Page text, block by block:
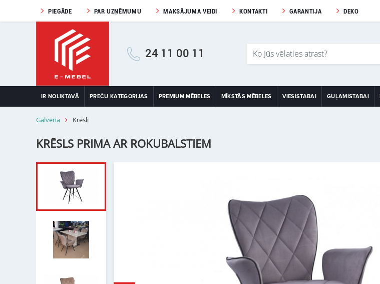
PIEGĀDE PAR UZŅĒMUMU MAKSĀJUMA VEIDI KONTAKTI GARANTIJA DEKO
24 11 00 11
IR NOLIKTAVĀ PREČU KATEGORIJAS PREMIUM MĒBELES MĪKSTĀS MĒBELES VIESISTABAI GUĻAMISTABAI
Galvenā Krēsli
KRĒSLS PRIMA AR ROKUBALSTIEM